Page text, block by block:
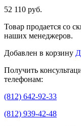
52 110 руб.
Товар продается со
наших менеджеров.
Добавлен в корзину
Получить
телефонам:
(812) 642-92-33
(812) 939-42-48